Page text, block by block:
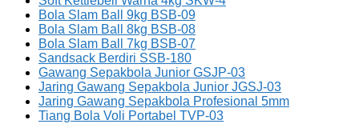
Bola Slam Ball 9kg BSB-09
Bola Slam Ball 8kg BSB-08
Bola Slam Ball 7kg BSB-07
Sandsack Berdiri SSB-180
Gawang Sepakbola Junior GSJP-03
Jaring Gawang Sepakbola Junior JGSJ-03
Jaring Gawang Sepakbola Profesional 5mm
Tiang Bola Voli Portabel TVP-03